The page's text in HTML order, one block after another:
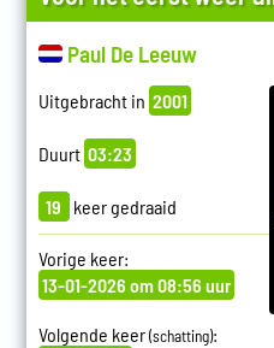
Paul De Leeuw
Uitgebracht in 2001
Duurt 03:23
19 keer gedraaid
Vorige keer:
13-01-2026 om 08:56 uur
Volgende keer(schatting):